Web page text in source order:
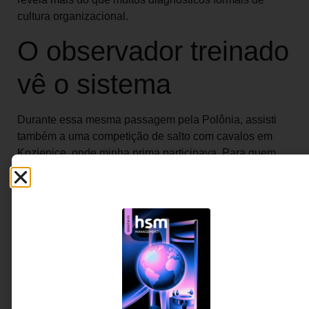
cultura organizacional.
O observador treinado
vê o sistema
Durante essa mesma passagem pela Polônia, assisti
também a uma competição de salto com cavalos em
Kozienice, onde minha prima participava. Para quem
observa de fora, pode parecer simples: cavalo,
obstáculo, salto. Mas essa é apenas a superfície visível.
Quem conhece minimamente aquele universo percebe
outra coisa. Cada cavalo tem temperamento, ritmo,
sensibilidade e história. Alguns respondem melhor a
uma mão mais leve. Outros precisam de uma condução
mais firme. Alguns se acalmam com confiança; outros
se desorganizam diante de excesso de pressão. O bom